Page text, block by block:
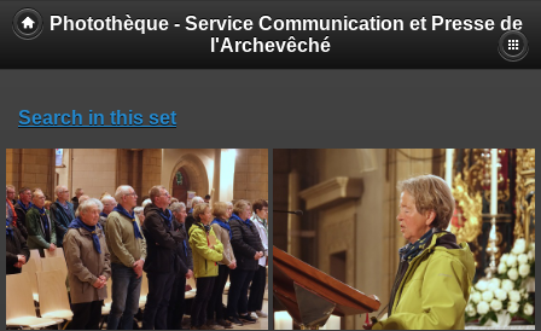
Photothèque - Service Communication et Presse de
l'Archevêché
Search in this set